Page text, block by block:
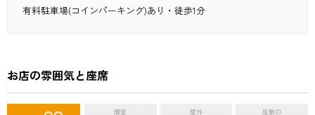
有料駐車場(コインパーキング)あり・徒歩1分
お店の雰囲気と座席
個室
屋外
座敷の